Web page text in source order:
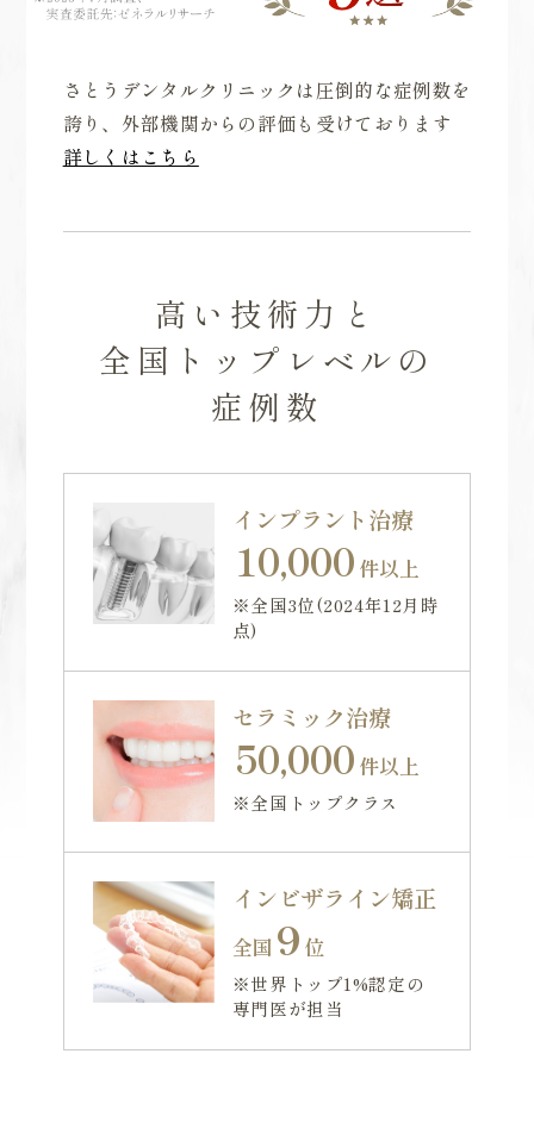
さとうデンタルクリニックは圧倒的な症例数を
誇り、外部機関からの評価も受けております
詳しくはこちら
高い技術力と
全国トップレベルの
症例数
インプラント治療
10,000 件以上
※全国3位(2024年12月時
点)
セラミック治療
50,000 件以上
※全国トップクラス
インビザライン矯正
全国 9 位
※世界トップ1%認定の
専門医が担当